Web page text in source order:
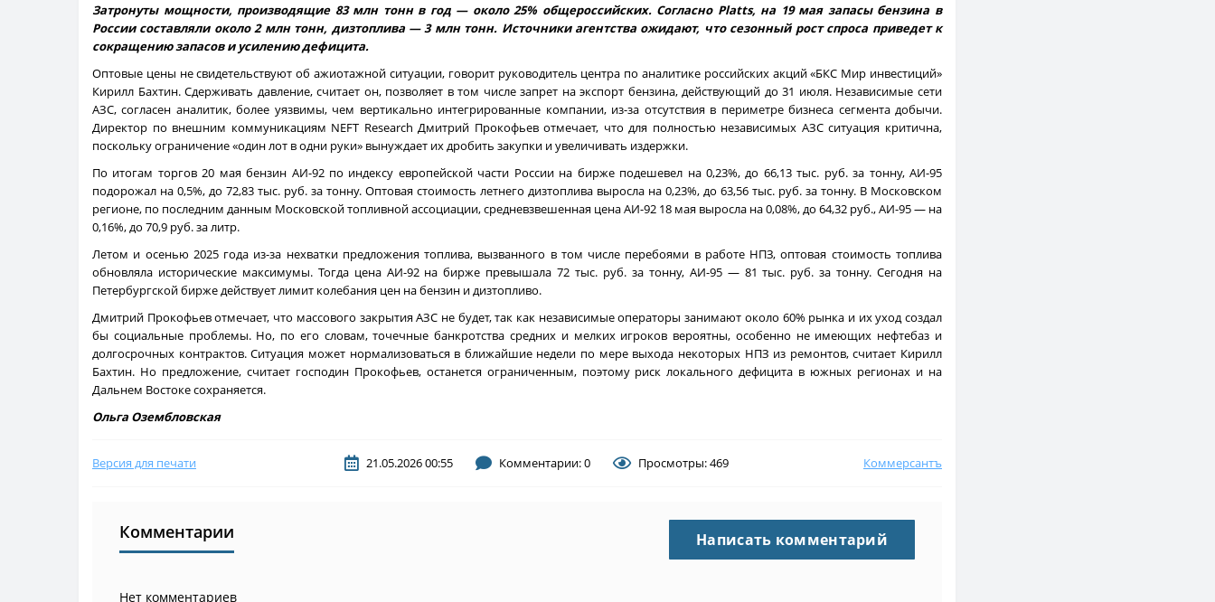
Затронуты мощности, производящие 83 млн тонн в год — около 25% общероссийских. Согласно Platts, на 19 мая запасы бензина в
России составляли около 2 млн тонн, дизтоплива — 3 млн тонн. Источники агентства ожидают, что сезонный рост спроса приведет к
сокращению запасов и усилению дефицита.
Оптовые цены не свидетельствуют об ажиотажной ситуации, говорит руководитель центра по аналитике российских акций «БКС Мир инвестиций»
Кирилл Бахтин. Сдерживать давление, считает он, позволяет в том числе запрет на экспорт бензина, действующий до 31 июля. Независимые сети
АЗС, согласен аналитик, более уязвимы, чем вертикально интегрированные компании, из-за отсутствия в периметре бизнеса сегмента добычи.
Директор по внешним коммуникациям NEFT Research Дмитрий Прокофьев отмечает, что для полностью независимых АЗС ситуация критична,
поскольку ограничение «один лот в одни руки» вынуждает их дробить закупки и увеличивать издержки.
По итогам торгов 20 мая бензин АИ-92 по индексу европейской части России на бирже подешевел на 0,23%, до 66,13 тыс. руб. за тонну, АИ-95
подорожал на 0,5%, до 72,83 тыс. руб. за тонну. Оптовая стоимость летнего дизтоплива выросла на 0,23%, до 63,56 тыс. руб. за тонну. В Московском
регионе, по последним данным Московской топливной ассоциации, средневзвешенная цена АИ-92 18 мая выросла на 0,08%, до 64,32 руб., АИ-95 — на
0,16%, до 70,9 руб. за литр.
Летом и осенью 2025 года из-за нехватки предложения топлива, вызванного в том числе перебоями в работе НПЗ, оптовая стоимость топлива
обновляла исторические максимумы. Тогда цена АИ-92 на бирже превышала 72 тыс. руб. за тонну, АИ-95 — 81 тыс. руб. за тонну. Сегодня на
Петербургской бирже действует лимит колебания цен на бензин и дизтопливо.
Дмитрий Прокофьев отмечает, что массового закрытия АЗС не будет, так как независимые операторы занимают около 60% рынка и их уход создал
бы социальные проблемы. Но, по его словам, точечные банкротства средних и мелких игроков вероятны, особенно не имеющих нефтебаз и
долгосрочных контрактов. Ситуация может нормализоваться в ближайшие недели по мере выхода некоторых НПЗ из ремонтов, считает Кирилл
Бахтин. Но предложение, считает господин Прокофьев, останется ограниченным, поэтому риск локального дефицита в южных регионах и на
Дальнем Востоке сохраняется.
Ольга Озембловская
Версия для печати 21.05.2026 00:55 Комментарии: 0 Просмотры: 469 Коммерсантъ
Комментарии Написать комментарий
Нет комментариев